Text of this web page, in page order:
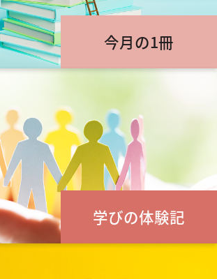
今月の1冊
学びの体験記